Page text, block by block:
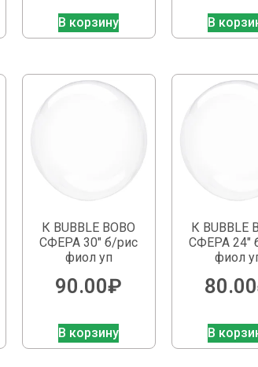
В корзину В
К BUBBLE BOBO
СФЕРА 30″ б/рис
фиол уп
90.00₽
В корзину
К BUBBLE
СФЕРА 24″
фиол
80.00
В